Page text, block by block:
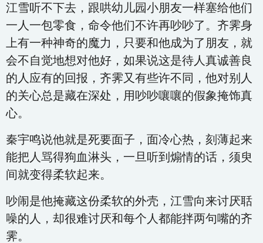
江雪听不下去，跟哄幼儿园小朋友一样塞给他们
一人一包零食，命令他们不许再吵吵了。齐霁身
上有一种神奇的魔力，只要和他成为了朋友，就
会不自觉地想对他好，如果说这是待人真诚善良
的人应有的回报，齐霁又有些许不同，他对别人
的关心总是藏在深处，用吵吵嚷嚷的假象掩饰真
心。
秦宇鸣说他就是死要面子，面冷心热，刻薄起来
能把人骂得狗血淋头，一旦听到煽情的话，须臾
间就变得柔软起来。
吵闹是他掩藏这份柔软的外壳，江雪向来讨厌聒
噪的人，却很难讨厌和每个人都能拌两句嘴的齐
霁。